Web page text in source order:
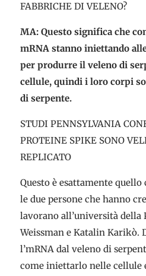
FABBRICHE DI VELENO?
MA: Questo significa che
mRNA stanno iniettando
per produrre il veleno di
cellule, quindi i loro corpi
di serpente.
STUDI PENNSYLVANIA
PROTEINE SPIKE SONO
REPLICATO
Questo è esattamente quello
le due persone che hanno
lavorano all’università della
Weissman e Katalin Karikò.
l’mRNA dal veleno di
come iniettarlo nelle cellule